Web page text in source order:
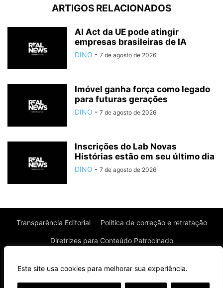
Este site usa cookies para melhorar sua experiência.
ARTIGOS RELACIONADOS
AI Act da UE pode atingir
empresas brasileiras de IA
DINO - 7 de agosto de 2026
Imóvel ganha força como legado
para futuras gerações
DINO - 7 de agosto de 2026
Inscrições do Lab Novas
Histórias estão em seu último dia
DINO - 7 de agosto de 2026
Transparência Editorial Política de correção e retratação
Diretrizes para Conteúdo Patrocinado